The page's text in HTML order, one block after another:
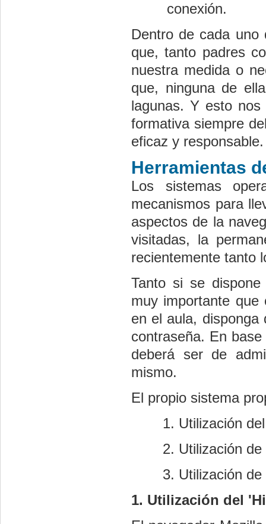
conexión.
Dentro de cada uno
que, tanto padres
nuestra medida o
que, ninguna de
lagunas. Y esto
formativa siempre
eficaz y responsable.
Herramientas
Los sistemas
mecanismos para
aspectos de la
visitadas, la
recientemente tanto
Tanto si se
muy importante
en el aula,
contraseña. En
deberá ser de
mismo.
El propio sistema
Utilización
Utilización
Utilización
1. Utilización del